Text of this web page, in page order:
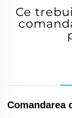
Ce
Comandarea